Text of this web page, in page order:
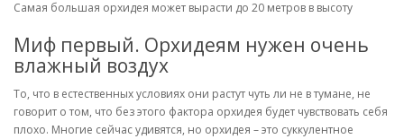
Самая большая орхидея может вырасти до 20 метров в высоту
Миф первый. Орхидеям нужен очень
влажный воздух
То, что в естественных условиях они растут чуть ли не в тумане, не
говорит о том, что без этого фактора орхидея будет чувствовать себя
плохо. Многие сейчас удивятся, но орхидея – это суккулентное